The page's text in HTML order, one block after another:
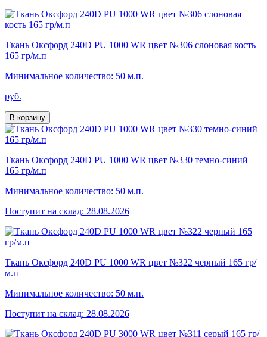
Ткань Оксфорд 240D PU 1000 WR цвет №306 слоновая кость
165 гр/м.п
Минимальное количество: 50 м.п.
руб.
В корзину
Ткань Оксфорд 240D PU 1000 WR цвет №330 темно-синий
165 гр/м.п
Минимальное количество: 50 м.п.
Поступит на склад: 28.08.2026
Ткань Оксфорд 240D PU 1000 WR цвет №322 черный 165 гр/
м.п
Минимальное количество: 50 м.п.
Поступит на склад: 28.08.2026